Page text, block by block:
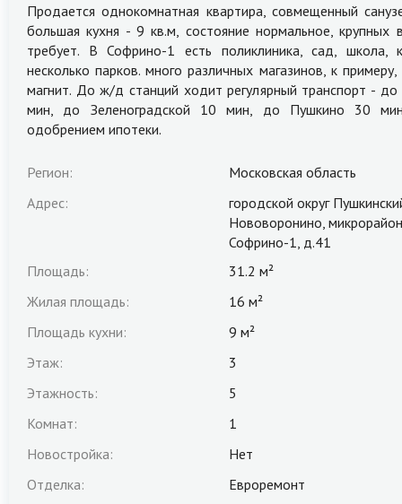
Продается однокомнатная квартира, совмещенный
большая кухня - 9 кв.м, состояние нормальное, крупных
требует. В Софрино-1 есть поликлиника, сад, школа,
несколько парков. много различных магазинов, к
магнит. До ж/д станций ходит регулярный транспорт -
мин, до Зеленоградской 10 мин, до Пушкино 30
одобрением ипотеки.
Регион:
Московская область
Адрес:
городской округ
Нововоронино, микрорайон
Софрино-1, д.41
Площадь:
31.2 м²
Жилая площадь:
16 м²
Площадь кухни:
9 м²
Этаж:
3
Этажность:
5
Комнат:
1
Новостройка:
Нет
Отделка:
Евроремонт